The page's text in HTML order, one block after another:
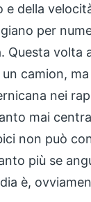
e della
per
Questa volta
camion,
nei
mai
non può
più se
è,